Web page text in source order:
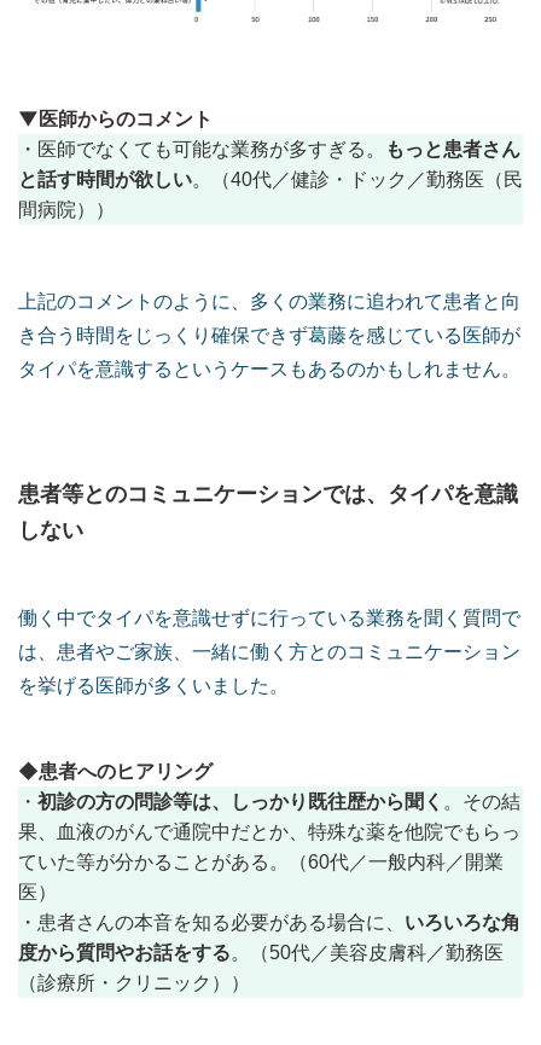
▼医師からのコメント
・医師でなくても可能な業務が多すぎる。
もっと患者さん
と話す時間が欲しい。（40代／健診・ドック／勤務医（民
間病院））
上記のコメントのように、多くの業務に追われて患者と向
き合う時間をじっくり確保できず葛藤を感じている医師が
タイパを意識するというケースもあるのかもしれません。
患者等とのコミュニケーションでは、タイパを意識
しない
働く中でタイパを意識せずに行っている業務を聞く質問で
は、患者やご家族、一緒に働く方とのコミュニケーション
を挙げる医師が多くいました。
◆患者へのヒアリング
・ 初診の方の問診等は、しっかり既往歴から聞く 。その結
果、血液のがんで通院中だとか、特殊な薬を他院でもらっ
ていた等が分かることがある。（60代／一般内科／開業
医）
・患者さんの本音を知る必要がある場合に、 いろいろな角
度から質問やお話をする。（50代／美容皮膚科／勤務医
（診療所・クリニック））